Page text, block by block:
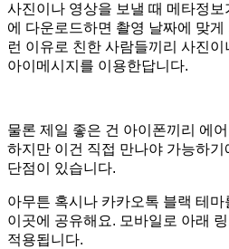
사진이나 영상을 보낼 때 메타정
에 다운로드하면 촬영 날짜에 맞
런 이유로 친한 사람들끼리 사진
아이메시지를 이용한답니다.
물론 제일 좋은 건 아이폰끼리 에
하지만 이건 직접 만나야 가능하
단점이 있습니다.
아무튼 혹시나 카카오톡 블랙 테
이곳에 공유해요. 모바일로 아래
적용됩니다.